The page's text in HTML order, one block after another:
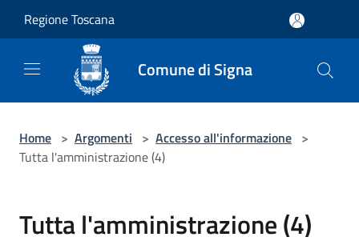
Regione Toscana
Comune di Signa
Home > Argomenti > Accesso all'informazione >
Tutta l'amministrazione (4)
Tutta l'amministrazione (4)